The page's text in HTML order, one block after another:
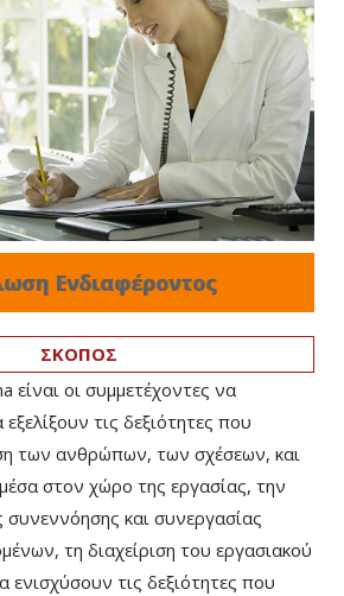
Ενδιαφέροντος
ΣΚΟΠΟΣ
είναι οι συμμετέχοντες να
τις δεξιότητες που
των ανθρώπων, των σχέσεων, και
στον χώρο της εργασίας, την
συνεννόησης και συνεργασίας
τη διαχείριση του εργασιακού
ενισχύσουν τις δεξιότητες που